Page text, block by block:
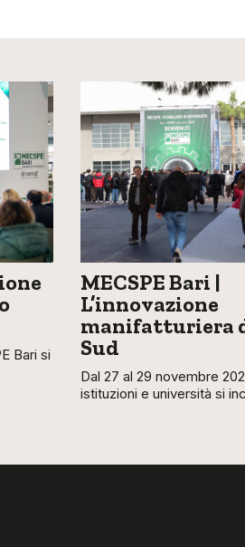
Bari si
MECSPE Bari |
L’innovazione
manifatturiera
Sud
Dal 27 al 29 novembre
istituzioni e università si